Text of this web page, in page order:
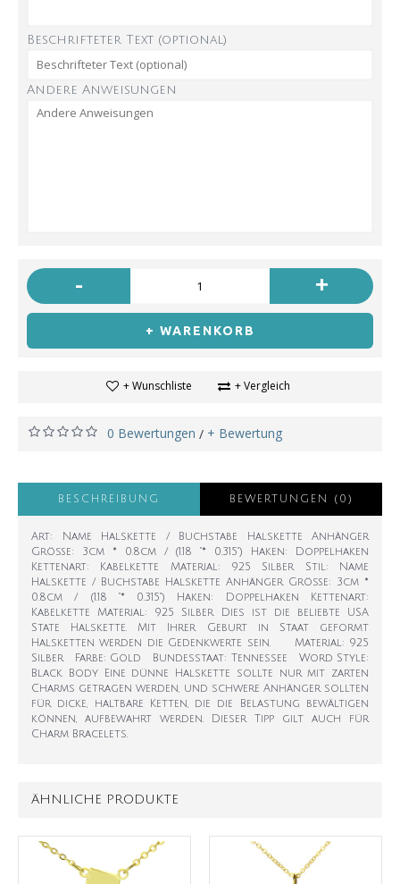
Beschrifteter Text (optional)
Andere Anweisungen
- +
+ WARENKORB
+ Wunschliste + Vergleich
0 Bewertungen / + Bewertung
BESCHREIBUNG BEWERTUNGEN (0)
Art: Name Halskette / Buchstabe Halskette Anhänger
Größe: 3cm * 0.8cm / (1.18 "* 0.315") Haken: Doppelhaken
Kettenart: Kabelkette Material: 925 Silber Stil: Name
Halskette / Buchstabe Halskette Anhänger Größe: 3cm *
0.8cm / (1.18 "* 0.315") Haken: Doppelhaken Kettenart:
Kabelkette Material: 925 Silber Dies ist die beliebte USA
State Halskette. Mit Ihrer Geburt in Staat geformt
Halsketten werden die Gedenkwerte sein. Material: 925
Silber Farbe: Gold Bundesstaat: Tennessee Word Style:
Black Body Eine dünne Halskette sollte nur mit zarten
Charms getragen werden, und schwere Anhänger sollten
für dicke, haltbare Ketten, die die Belastung bewältigen
können, aufbewahrt werden. Dieser Tipp gilt auch für
Charm Bracelets.
ÄHNLICHE PRODUKTE